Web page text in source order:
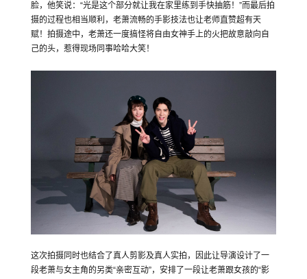
脸，他笑说：“光是这个部分就让我在家里练到手快抽筋！”而最后拍
摄的过程也相当顺利，老萧流畅的手影技法也让老师直赞超有天
赋！拍摄途中，老萧还一度搞怪将自由女神手上的火把故意敲向自
己的头，惹得现场同事哈哈大笑！
这次拍摄同时也结合了真人剪影及真人实拍，因此让导演设计了一
段老萧与女主角的另类“亲密互动”，安排了一段让老萧跟女孩的“影